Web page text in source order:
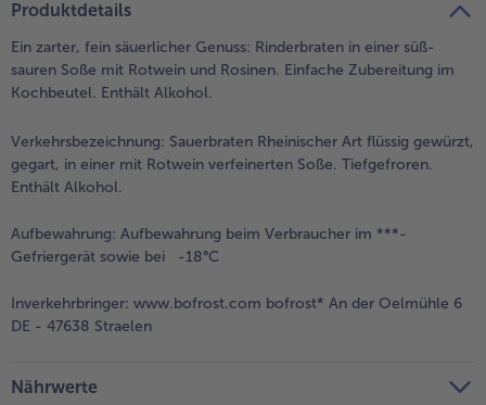
Produktdetails
Ein zarter, fein säuerlicher Genuss: Rinderbraten in einer süß-
sauren Soße mit Rotwein und Rosinen. Einfache Zubereitung im
Kochbeutel. Enthält Alkohol.
Verkehrsbezeichnung: Sauerbraten Rheinischer Art flüssig gewürzt,
gegart, in einer mit Rotwein verfeinerten Soße. Tiefgefroren.
Enthält Alkohol.
Aufbewahrung: Aufbewahrung beim Verbraucher im ***-
Gefriergerät sowie bei -18°C
Inverkehrbringer: www.bofrost.com bofrost* An der Oelmühle 6
DE - 47638 Straelen
Nährwerte